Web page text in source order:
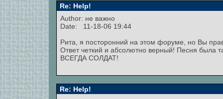
Re: Help!
Author: не важно
Date: 11-18-06 19:44
Рита, я посторонний на этом форуме, но Вы
Ответ четкий и абсолютно верный! Песня
ВСЕГДА СОЛДАТ!
Re: Help!